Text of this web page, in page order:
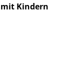
Kindern